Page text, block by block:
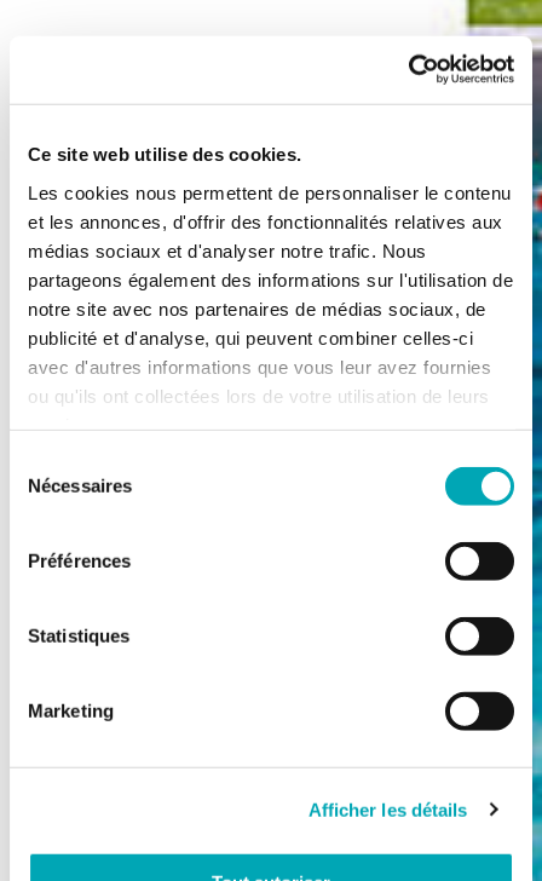
Ce site web utilise des cookies.
Les cookies nous permettent de personnaliser le contenu
et les annonces, d'offrir des fonctionnalités relatives aux
médias sociaux et d'analyser notre trafic. Nous
partageons également des informations sur l'utilisation de
notre site avec nos partenaires de médias sociaux, de
publicité et d'analyse, qui peuvent combiner celles-ci
avec d'autres informations que vous leur avez fournies
ou qu'ils ont collectées lors de votre utilisation de leurs
Nécessaires
Préférences
Statistiques
Marketing
Afficher les détails